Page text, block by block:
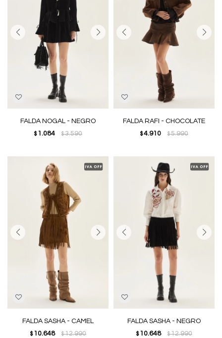
FALDA NOGAL - NEGRO
$ 1.084 $3.590
FALDA RAFI - CHOCOLATE
$ 4.910 $5.990
FALDA SASHA - CAMEL
$ 10.648 $12.990
FALDA SASHA - NEGRO
$ 10.648 $12.990